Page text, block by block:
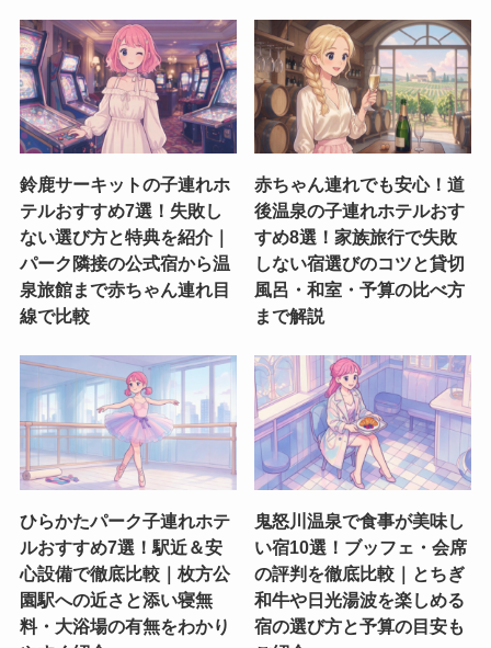
鈴鹿サーキットの子連れホ
テルおすすめ7選！失敗し
ない選び方と特典を紹介｜
パーク隣接の公式宿から温
泉旅館まで赤ちゃん連れ目
線で比較
赤ちゃん連れでも安心！道
後温泉の子連れホテルおす
すめ8選！家族旅行で失敗
しない宿選びのコツと貸切
風呂・和室・予算の比べ方
まで解説
ひらかたパーク子連れホテ
ルおすすめ7選！駅近＆安
心設備で徹底比較｜枚方公
園駅への近さと添い寝無
料・大浴場の有無をわかり
鬼怒川温泉で食事が美味し
い宿10選！ブッフェ・会席
の評判を徹底比較｜とちぎ
和牛や日光湯波を楽しめる
宿の選び方と予算の目安も